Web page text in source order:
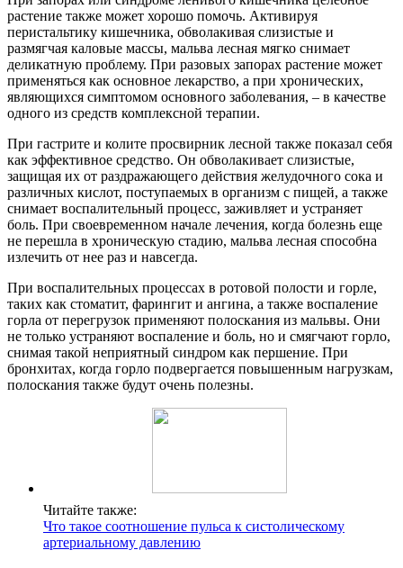
растение также может хорошо помочь. Активируя
перистальтику кишечника, обволакивая слизистые и
размягчая каловые массы, мальва лесная мягко снимает
деликатную проблему. При разовых запорах растение может
применяться как основное лекарство, а при хронических,
являющихся симптомом основного заболевания, – в качестве
одного из средств комплексной терапии.
При гастрите и колите просвирник лесной также показал себя
как эффективное средство. Он обволакивает слизистые,
защищая их от раздражающего действия желудочного сока и
различных кислот, поступаемых в организм с пищей, а также
снимает воспалительный процесс, заживляет и устраняет
боль. При своевременном начале лечения, когда болезнь еще
не перешла в хроническую стадию, мальва лесная способна
излечить от нее раз и навсегда.
При воспалительных процессах в ротовой полости и горле,
таких как стоматит, фарингит и ангина, а также воспаление
горла от перегрузок применяют полоскания из мальвы. Они
не только устраняют воспаление и боль, но и смягчают горло,
снимая такой неприятный синдром как першение. При
бронхитах, когда горло подвергается повышенным нагрузкам,
полоскания также будут очень полезны.
Читайте также:
Что такое соотношение пульса к систолическому
артериальному давлению